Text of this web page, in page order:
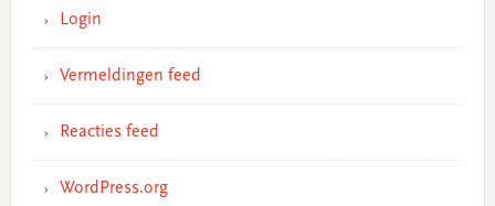
Login
Vermeldingen feed
Reacties feed
WordPress.org